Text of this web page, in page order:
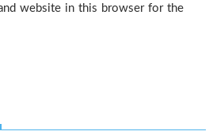
website in this browser for the